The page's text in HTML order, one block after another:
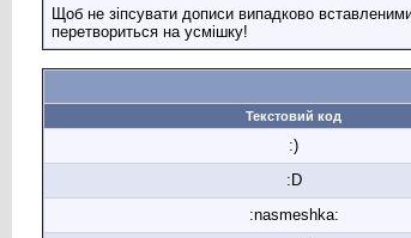
Щоб не зіпсувати дописи випадково
перетвориться на усмішку!
Текстовий код
:)
:D
:nasmeshka: